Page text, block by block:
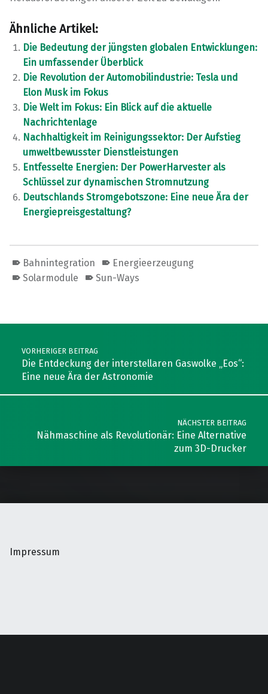
Ähnliche Artikel:
Die Bedeutung der jüngsten globalen Entwicklungen:
Ein umfassender Überblick
Die Revolution der Automobilindustrie: Tesla und
Elon Musk im Fokus
Die Welt im Fokus: Ein Blick auf die aktuelle
Nachrichtenlage
Nachhaltigkeit im Reinigungssektor: Der Aufstieg
umweltbewusster Dienstleistungen
Entfesselte Energien: Der PowerHarvester als
Schlüssel zur dynamischen Stromnutzung
Deutschlands Stromgebotszone: Eine neue Ära der
Energiepreisgestaltung?
Bahnintegration
Energieerzeugung
Solarmodule
Sun-Ways
Post navigation
VORHERIGER BEITRAG
Die Entdeckung der interstellaren Gaswolke „Eos“:
Eine neue Ära der Astronomie
NÄCHSTER BEITRAG
Nähmaschine als Revolutionär: Eine Alternative
zum 3D-Drucker
Impressum